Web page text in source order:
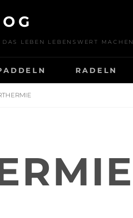
LEBEN LEBENSWERT MACHEN
RADELN